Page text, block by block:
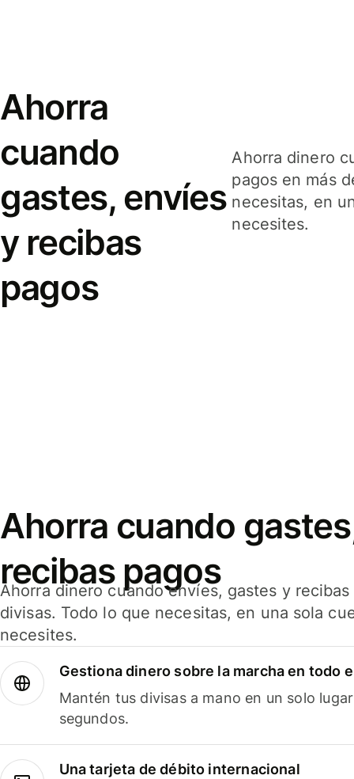
Ahorra
cuando
gastes, envíes
y recibas
pagos
Ahorra dinero
pagos en más
necesitas, en
necesites.
Ahorra cuando
recibas pagos
Ahorra dinero cuando envíes, gastes y
divisas. Todo lo que necesitas, en una sola
necesites.
Gestiona dinero sobre la marcha en todo
Mantén tus divisas a mano en un solo
segundos.
Una tarjeta de débito internacional